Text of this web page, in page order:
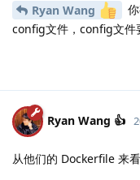
Ryan Wang
config文件，config文件
Ryan Wang 👍
从他们的 Dockerfile 来